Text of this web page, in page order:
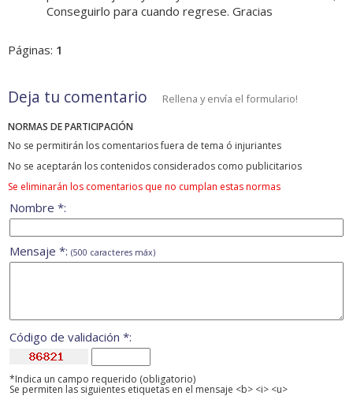
Conseguirlo para cuando regrese. Gracias
Páginas: 1
Deja tu comentario Rellena y envía el formulario!
NORMAS DE PARTICIPACIÓN
No se permitirán los comentarios fuera de tema ó injuriantes
No se aceptarán los contenidos considerados como publicitarios
Se eliminarán los comentarios que no cumplan estas normas
Nombre *:
Mensaje *: (500 caracteres máx)
Código de validación *:
*Indica un campo requerido (obligatorio)
Se permiten las siguientes etiquetas en el mensaje <b> <i> <u>